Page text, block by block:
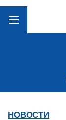
НОВОСТИ